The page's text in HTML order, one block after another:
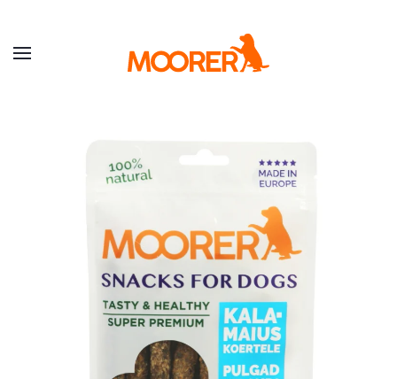
Skip to main content